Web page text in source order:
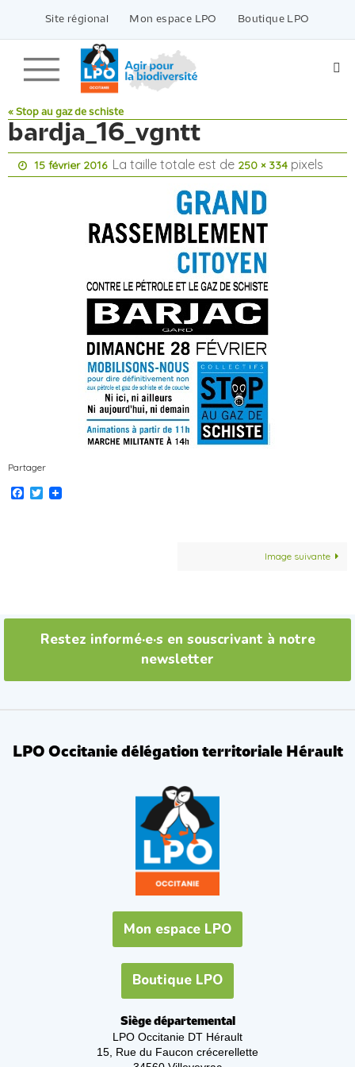
contenu
Site régional Mon espace LPO Boutique LPO
« Stop au gaz de schiste
bardja_16_vgntt
15 février 2016 La taille totale est de 250 × 334 pixels
Partager
Facebook
Twitter
Image suivante
Restez informé·e·s en souscrivant à notre
newsletter
LPO Occitanie délégation territoriale Hérault
Mon espace LPO
Boutique LPO
Siège départemental
LPO Occitanie DT Hérault
15, Rue du Faucon crécerellette